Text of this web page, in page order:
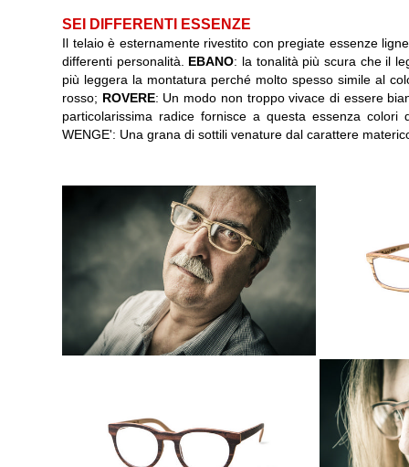
SEI DIFFERENTI ESSENZE
Il telaio è esternamente rivestito con pregiate essenze
differenti personalità. EBANO: la tonalità più scura che il
più leggera la montatura perché molto spesso simile al
rosso; ROVERE: Un modo non troppo vivace di essere
particolarissima radice fornisce a questa essenza
WENGE': Una grana di sottili venature dal carattere